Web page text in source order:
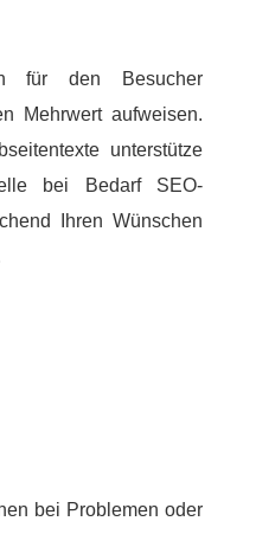
für den Besucher
Mehrwert aufweisen.
unterstütze
bei Bedarf SEO-
Ihren Wünschen
bei Problemen oder